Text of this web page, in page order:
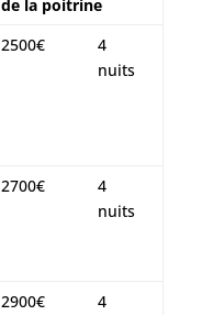
de la poitrine
2500€
4
nuits
2700€
4
nuits
2900€
4